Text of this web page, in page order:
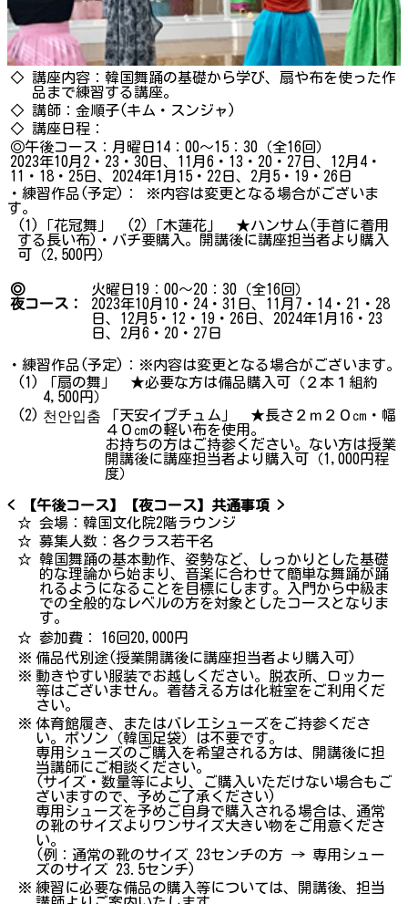
◇ 講座内容：韓国舞踊の基礎から学び、扇や布を使った作
品まで練習する講座。
◇ 講師：金順子(キム・スンジャ)
◇ 講座日程：
◎午後コース：月曜日14：00～15：30（全16回）
2023年10月2・23・30日、11月6・13・20・27日、12月4・
11・18・25日、2024年1月15・22日、2月5・19・26日
・練習作品(予定)： ※内容は変更となる場合がございま
す。
(1)「花冠舞」 (2)「木蓮花」 ★ハンサム(手首に着用
する長い布)・バチ要購入。開講後に講座担当者より購入
可（2,500円）
◎
夜コース：
火曜日19：00～20：30（全16回）
2023年10月10・24・31日、11月7・14・21・28
日、12月5・12・19・26日、2024年1月16・23
日、2月6・20・27日
・練習作品(予定)：※内容は変更となる場合がございます。
(1)
「扇の舞」 ★必要な方は備品購入可（２本１組約
4,500円）
(2) 천안입춤
「天安イプチュム」 ★長さ２ｍ２０㎝・幅
４０㎝の軽い布を使用。
お持ちの方はご持参ください。ない方は授業
開講後に講座担当者より購入可（1,000円程
度）
< 【午後コース】【夜コース】共通事項 >
☆ 会場：韓国文化院2階ラウンジ
☆ 募集人数：各クラス若干名
☆ 韓国舞踊の基本動作、姿勢など、しっかりとした基礎
的な理論から始まり、音楽に合わせて簡単な舞踊が踊
れるようになることを目標にします。入門から中級ま
での全般的なレベルの方を対象としたコースとなりま
す。
☆ 参加費：
16回20,000円
※ 備品代別途(授業開講後に講座担当者より購入可)
※ 動きやすい服装でお越しください。脱衣所、ロッカー
等はございません。着替える方は化粧室をご利用くだ
さい。
※ 体育館履き、またはバレエシューズをご持参くださ
い。ポソン（韓国足袋）は不要です。
専用シューズのご購入を希望される方は、開講後に担
当講師にご相談ください。
(サイズ・数量等により、ご購入いただけない場合もご
ざいますので、予めご了承ください)
専用シューズを予めご自身で購入される場合は、通常
の靴のサイズよりワンサイズ大きい物をご用意くださ
い。
(例：通常の靴のサイズ 23センチの方 → 専用シュー
ズのサイズ 23.5センチ)
※ 練習に必要な備品の購入等については、開講後、担当